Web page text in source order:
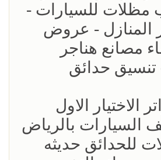
مظلات للسيارات -
المنازل - عروض
مصانع هناجر
حدائق
الاختيار الاول
السيارات بالرياض
للحدائق حديثه